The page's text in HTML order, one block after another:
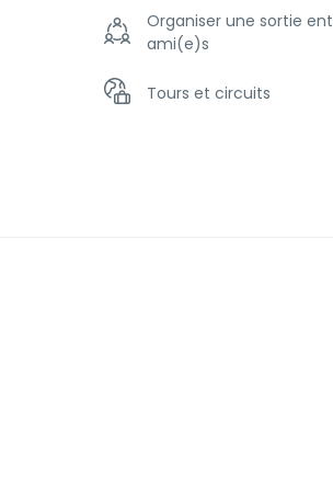
Organiser une sortie
ami(e)s
Tours et circuits